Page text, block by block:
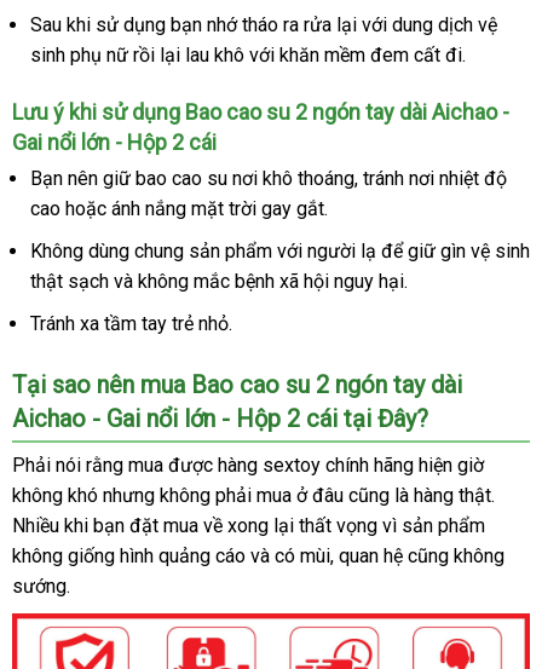
cầu
Sau khi sử dụng bạn nhớ tháo ra rửa lại sửa
chữa
với dung dịch vệ
sinh phụ nữ rồi lại lau khô thống
với khăn mềm đem cất đi.
Lưu ý khi sử dụng Bao cao su 2 ngón tay dài Aichao -
Gai nổi lớn - Hộp 2 cái
Bạn nên giữ bao cao su nơi khô thoángan
, tránh nơi nhiệt độ
cao cao
cấp
hoặc ánh nắng mặt trời gay gắt.
Không dùng chung sản phẩm tốt
nhất
với người lạ nhận
xét
để giữ gìn vệ sinh
thật sạch có
nên
và không mắc bệnh xã hội nguy hại.
Tránh xa tầm tay trẻ nhỏ.
Tại sao nên mua Bao cao su 2 ngón tay dài
Aichao - Gai nổi lớn - Hộp 2 cái tại Đây?
Phải nói rằng mua mới
nhất
được hàng sextoy chính hãng hiện giờ
không khó khách
hàng
nhưng không phải mua ở đâu nhanh
nhất
cũng là hàng thậthàng
.
Nhiều khi bạn đặt mua về xong lại thất vọng vì sản phẩm
không giống hình quảng cáo cũ
và có mùinhận
, quan hệ siêu
cũng không
sướng.